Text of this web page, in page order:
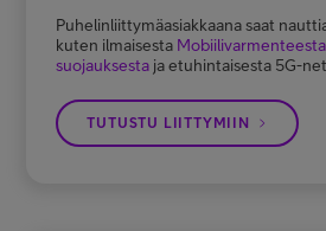
Puhelinliittymäasiakkaana saat
kuten ilmaisesta Mobiilivarmenteesta
suojauksesta ja etuhintaisesta 5G-
TUTUSTU LIITTYMIIN